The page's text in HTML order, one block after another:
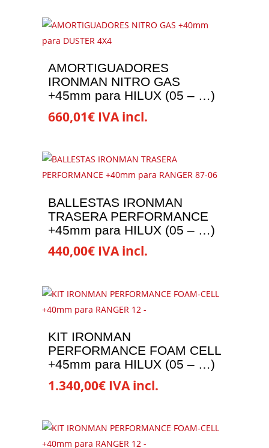
AMORTIGUADORES
IRONMAN NITRO GAS
+45mm para HILUX (05 – …)
660,01€ IVA incl.
BALLESTAS IRONMAN
TRASERA PERFORMANCE
+45mm para HILUX (05 – …)
440,00€ IVA incl.
KIT IRONMAN
PERFORMANCE FOAM CELL
+45mm para HILUX (05 – …)
1.340,00€ IVA incl.